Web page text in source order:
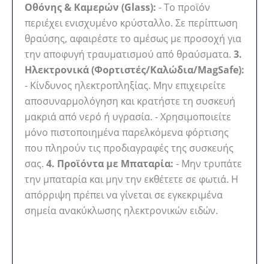
Οθόνης & Καμερών (Glass): - Το προϊόν
περιέχει ενισχυμένο κρύσταλλο. Σε περίπτωση
θραύσης, αφαιρέστε το αμέσως με προσοχή για
την αποφυγή τραυματισμού από θραύσματα. 3.
Ηλεκτρονικά (Φορτιστές/Καλώδια/MagSafe):
- Κίνδυνος ηλεκτροπληξίας. Μην επιχειρείτε
αποσυναρμολόγηση και κρατήστε τη συσκευή
μακριά από νερό ή υγρασία. - Χρησιμοποιείτε
μόνο πιστοποιημένα παρελκόμενα φόρτισης
που πληρούν τις προδιαγραφές της συσκευής
σας. 4. Προϊόντα με Μπαταρία: - Μην τρυπάτε
την μπαταρία και μην την εκθέτετε σε φωτιά. Η
απόρριψη πρέπει να γίνεται σε εγκεκριμένα
σημεία ανακύκλωσης ηλεκτρονικών ειδών.